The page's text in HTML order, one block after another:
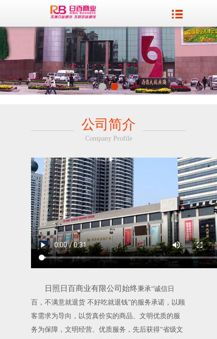
公司简介
Company Profile
日照日百商业有限公司始终秉承“诚信日
百，不满意就退货 不好吃就退钱”的服务承诺，以顾
客需求为导向，以货真价实的商品、文明优质的服
务为保障，文明经营、优质服务，先后获得“省级文